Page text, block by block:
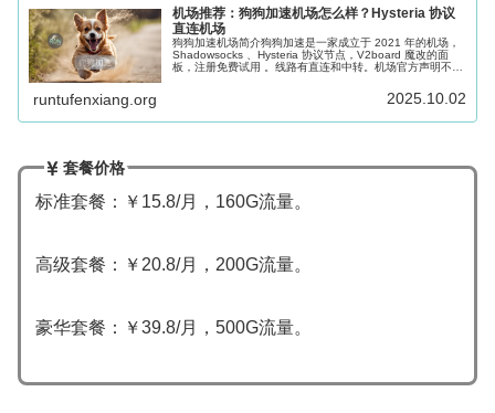
机场推荐：狗狗加速机场怎么样？Hysteria 协议
直连机场
狗狗加速机场简介狗狗加速是一家成立于 2021 年的机场，
Shadowsocks 、Hysteria 协议节点，V2board 魔改的面
板，注册免费试用 。线路有直连和中转。机场官方声明不限
runtufenxiang.org 2025.10.02
套餐价格
标准套餐：￥15.8/月，160G流量。
高级套餐：￥20.8/月，200G流量。
豪华套餐：￥39.8/月，500G流量。